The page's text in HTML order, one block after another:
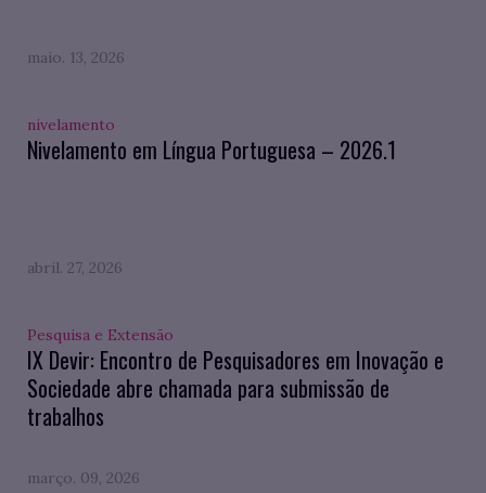
maio. 13, 2026
nivelamento
Nivelamento em Língua Portuguesa – 2026.1
abril. 27, 2026
Pesquisa e Extensão
IX Devir: Encontro de Pesquisadores em Inovação e
Sociedade abre chamada para submissão de
trabalhos
março. 09, 2026